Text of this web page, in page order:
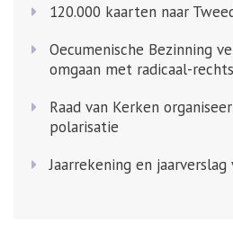
120.000 kaarten naar
Oecumenische Bezinning
omgaan met radicaal-
Raad van Kerken
polarisatie
Jaarrekening en